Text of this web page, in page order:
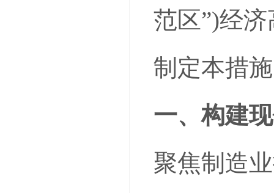
范区”)经
制定本措
一、构建
聚焦制造